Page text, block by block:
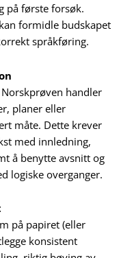
på første forsøk.
formidle budskapet
språkføring.
handler
planer eller
måte. Dette krever
med innledning,
å benytte avsnitt og
logiske overganger.
på papiret (eller
konsistent